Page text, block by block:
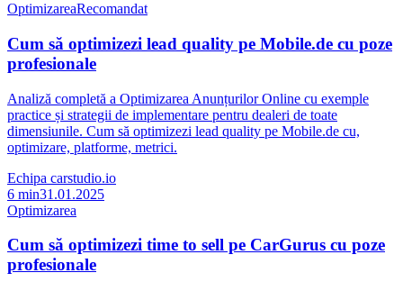
OptimizareaRecomandat
Cum să optimizezi lead quality pe Mobile.de cu poze
profesionale
Analiză completă a Optimizarea Anunțurilor Online cu exemple
practice și strategii de implementare pentru dealeri de toate
dimensiunile. Cum să optimizezi lead quality pe Mobile.de cu,
optimizare, platforme, metrici.
Echipa carstudio.io
6 min31.01.2025
Optimizarea
Cum să optimizezi time to sell pe CarGurus cu poze
profesionale